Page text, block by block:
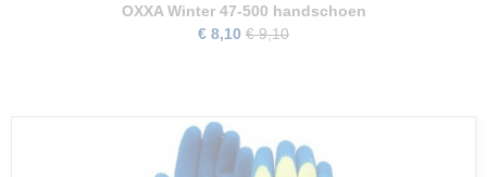
OXXA Winter 47-500 handschoen
€ 8,10 € 9,10